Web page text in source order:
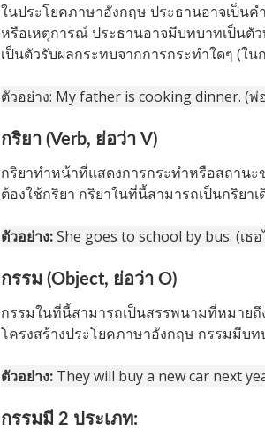
ในประโยคภาษาอังกฤษ ประธานอาจเป็น
หรือเหตุการณ์ ประธานอาจมีบทบาทเป็นตั
เป็นตัวรับผลกระทบจากการกระทำใดๆ (ใ
ตัวอย่าง: My father is cooking dinner. (
กริยา (Verb, ย่อว่า V)
กริยาทำหน้าที่แสดงการกระทำหรือสถานะ
ต้องใช้กริยา กริยาในที่นี้สามารถเป็นกริยา
ตัวอย่าง:She goes to school by bus. (เธ
กรรม (Object, ย่อว่า O)
กรรมในที่นี้สามารถเป็นสรรพนามที่หมาย
โครงสร้างประโยคภาษาอังกฤษ กรรมมีบ
ตัวอย่าง: They will buy a new car next
กรรมมี 2 ประเภท: